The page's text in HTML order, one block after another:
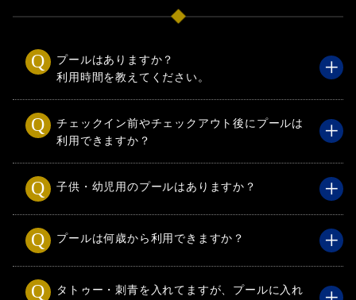
プールはありますか？
利用時間を教えてください。
チェックイン前やチェックアウト後にプールは
利用できますか？
子供・幼児用のプールはありますか？
プールは何歳から利用できますか？
タトゥー・刺青を入れてますが、プールに入れ